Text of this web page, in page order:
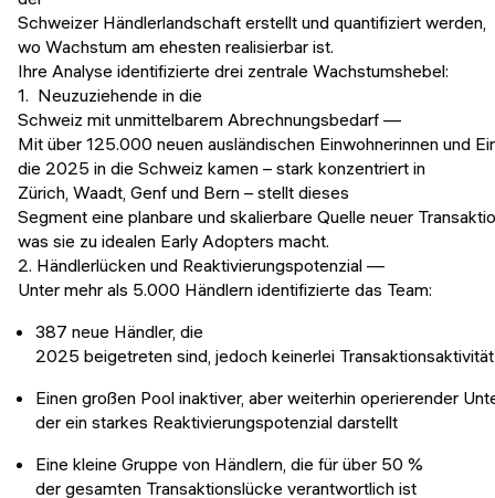
Schweizer Händlerlandschaft erstellt und quantifiziert werden,
wo Wachstum am ehesten realisierbar ist.
Ihre Analyse identifizierte drei zentrale Wachstumshebel:
1. Neuzuziehende in die
Schweiz mit unmittelbarem Abrechnungsbedarf —
Mit über 125.000 neuen ausländischen Einwohnerinnen und
die 2025 in die Schweiz kamen – stark konzentriert in
Zürich, Waadt, Genf und Bern – stellt dieses
Segment eine planbare und skalierbare Quelle neuer
was sie zu idealen Early Adopters macht.
2. Händlerlücken und Reaktivierungspotenzial —
Unter mehr als 5.000 Händlern identifizierte das Team:
387 neue Händler, die
2025 beigetreten sind, jedoch keinerlei
Einen großen Pool inaktiver, aber weiterhin operierender
der ein starkes Reaktivierungspotenzial darstellt
Eine kleine Gruppe von Händlern, die für über 50 %
der gesamten Transaktionslücke verantwortlich ist